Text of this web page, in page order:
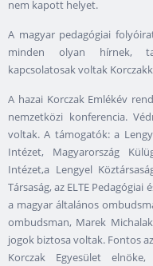
nem kapott helyet.
A magyar pedagógiai
minden olyan hírnek,
kapcsolatosak voltak
A hazai Korczak Emlékév
nemzetközi konferencia.
voltak. A támogatók: a
Intézet, Magyarország
Intézet,a Lengyel
Társaság, az ELTE
a magyar általános
ombudsman, Marek
jogok biztosa voltak. Fontos
Korczak Egyesület